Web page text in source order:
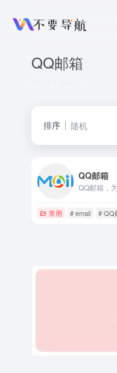
QQ邮箱
排序 随机
QQ邮箱
QQ邮箱，
常用 # email # QQ